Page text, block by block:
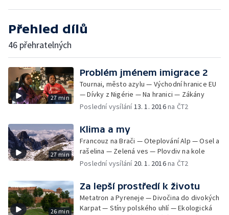
Přehled dílů
46 přehratelných
27 min
Problém jménem imigrace 2
Tournai, město azylu — Východní hranice EU
— Dívky z Nigérie — Na hranici — Zákány
Poslední vysílání13. 1. 2016na ČT2
27 min
Klima a my
Francouz na Brači — Oteplování Alp — Osel a
rašelina — Zelená ves — Plovdiv na kole
Poslední vysílání 20. 1. 2016na ČT2
26 min
Za lepší prostředí k životu
Metatron a Pyreneje — Divočina do divokých
Karpat — Stíny polského uhlí — Ekologická